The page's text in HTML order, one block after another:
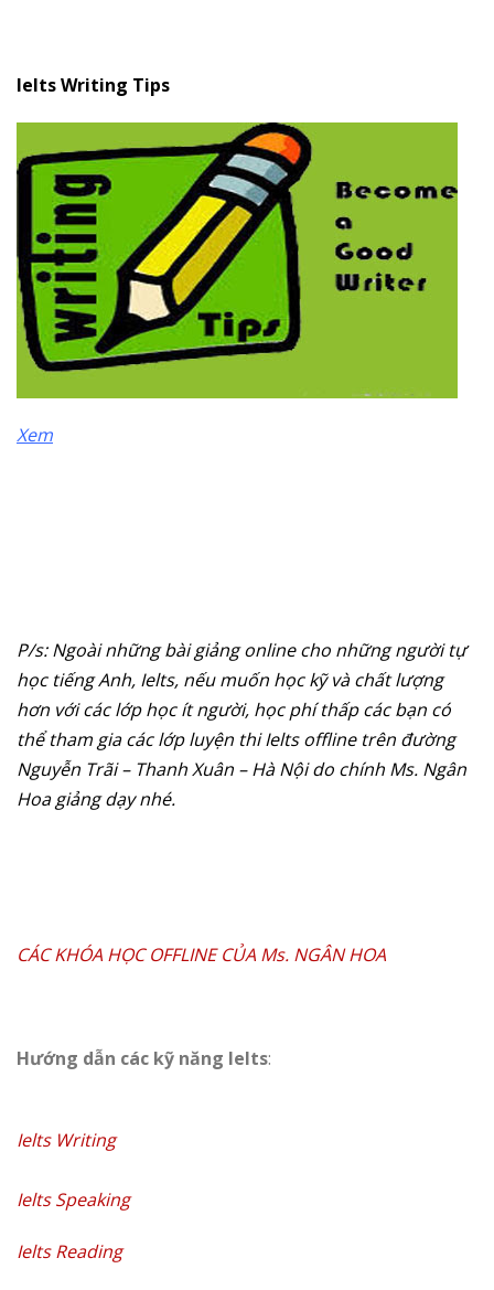
Ielts Writing Tips
Xem
P/s: Ngoài những bài giảng online cho những người tự
học tiếng Anh, Ielts, nếu muốn học kỹ và chất lượng
hơn với các lớp học ít người, học phí thấp các bạn có
thể tham gia các lớp luyện thi Ielts offline trên đường
Nguyễn Trãi – Thanh Xuân – Hà Nội do chính Ms. Ngân
Hoa giảng dạy nhé.
CÁC KHÓA HỌC OFFLINE CỦA Ms. NGÂN HOA
Hướng dẫn các kỹ năng Ielts:
Ielts Writing
Ielts Speaking
Ielts Reading